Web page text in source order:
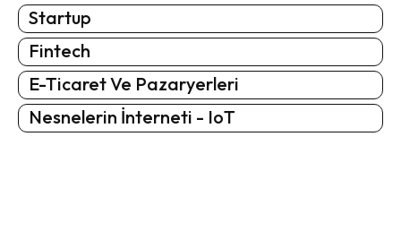
Startup
Fintech
E-Ticaret Ve Pazaryerleri
Nesnelerin İnterneti - IoT